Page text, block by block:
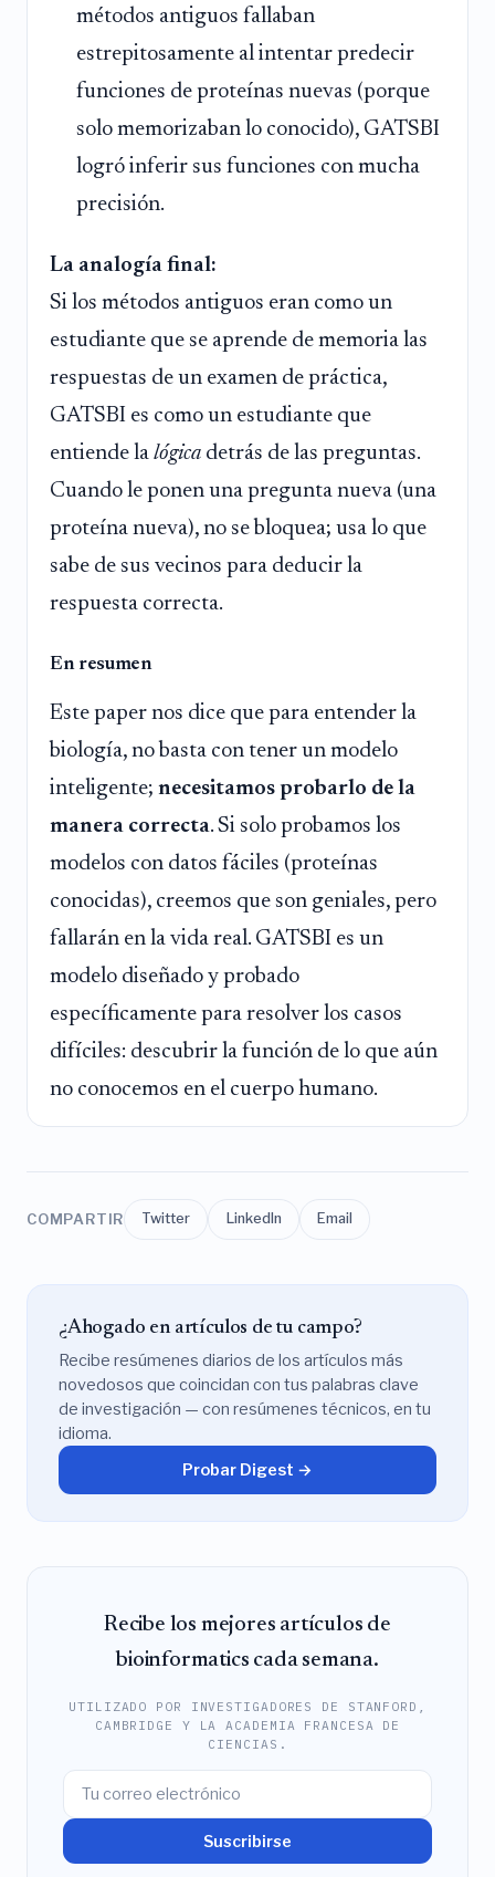
métodos antiguos fallaban
estrepitosamente al intentar predecir
funciones de proteínas nuevas (porque
solo memorizaban lo conocido), GATSBI
logró inferir sus funciones con mucha
precisión.
La analogía final:
Si los métodos antiguos eran como un
estudiante que se aprende de memoria las
respuestas de un examen de práctica,
GATSBI es como un estudiante que
entiende la lógica detrás de las preguntas.
Cuando le ponen una pregunta nueva (una
proteína nueva), no se bloquea; usa lo que
sabe de sus vecinos para deducir la
respuesta correcta.
En resumen
Este paper nos dice que para entender la
biología, no basta con tener un modelo
inteligente; necesitamos probarlo de la
manera correcta. Si solo probamos los
modelos con datos fáciles (proteínas
conocidas), creemos que son geniales, pero
fallarán en la vida real. GATSBI es un
modelo diseñado y probado
específicamente para resolver los casos
difíciles: descubrir la función de lo que aún
no conocemos en el cuerpo humano.
COMPARTIR Twitter LinkedIn Email
¿Ahogado en artículos de tu campo?
Recibe resúmenes diarios de los artículos más
novedosos que coincidan con tus palabras clave
de investigación — con resúmenes técnicos, en tu
idioma.
Probar Digest →
Recibe los mejores artículos de
bioinformatics cada semana.
UTILIZADO POR INVESTIGADORES DE STANFORD,
CAMBRIDGE Y LA ACADEMIA FRANCESA DE
CIENCIAS.
Suscribirse